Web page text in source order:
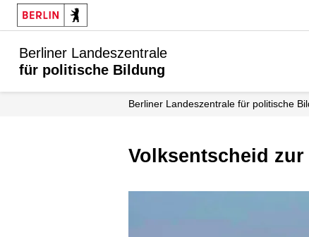
Berliner Landeszentrale
für politische Bildung
Berliner Landeszentrale für politische
Volksentscheid